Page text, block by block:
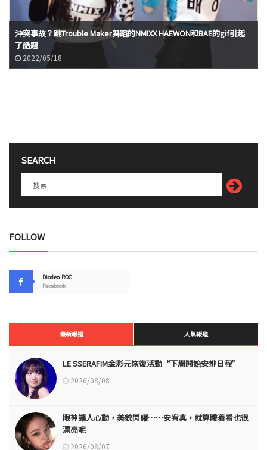
沖突事故？跳Trouble Maker舞蹈的NMIXX HAEWON和BAE的gif引起
了話題
2022/05/18
SEARCH
FOLLOW
Diodeo.ROC
Facebook
最新報道 人氣報道
LE SSERAFIM金彩元恢復活動“下周開始安排日程”
2026/08/08
眼神讓人心動，美貌閃耀……安宥真，就算瞪着看也很
漂亮呢
2026/08/07